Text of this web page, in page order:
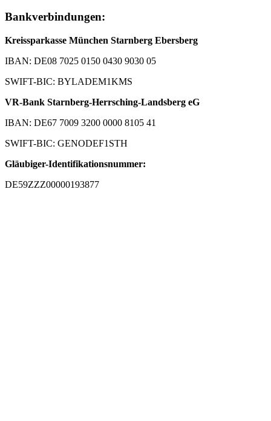
Bankverbindungen:
Kreissparkasse München Starnberg Ebersberg
IBAN: DE08 7025 0150 0430 9030 05
SWIFT-BIC: BYLADEM1KMS
VR-Bank Starnberg-Herrsching-Landsberg eG
IBAN: DE67 7009 3200 0000 8105 41
SWIFT-BIC: GENODEF1STH
Gläubiger-Identifikationsnummer:
DE59ZZZ00000193877